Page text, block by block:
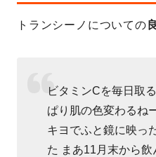
トランシーノについての
ビタミンCを毎日取
ぱり肌の色変わるね
キヨでふと鏡に映っ
た まあ11月末から